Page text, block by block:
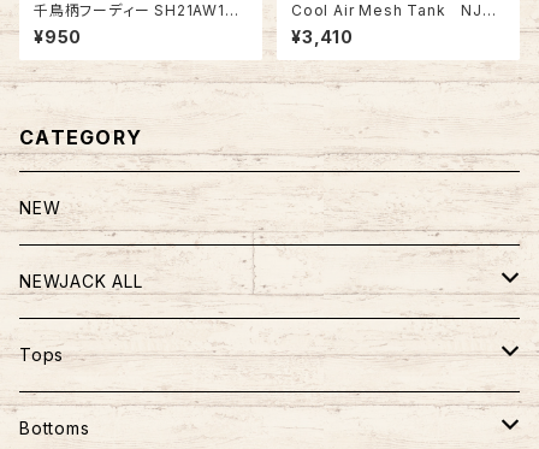
千鳥柄フーディー SH21AW193
8064
¥950
Cool Air Mesh Tank NJ21
SS0201
¥3,410
CATEGORY
NEW
NEWJACK ALL
TOPS
PANTS
Tops
半袖
Bottoms